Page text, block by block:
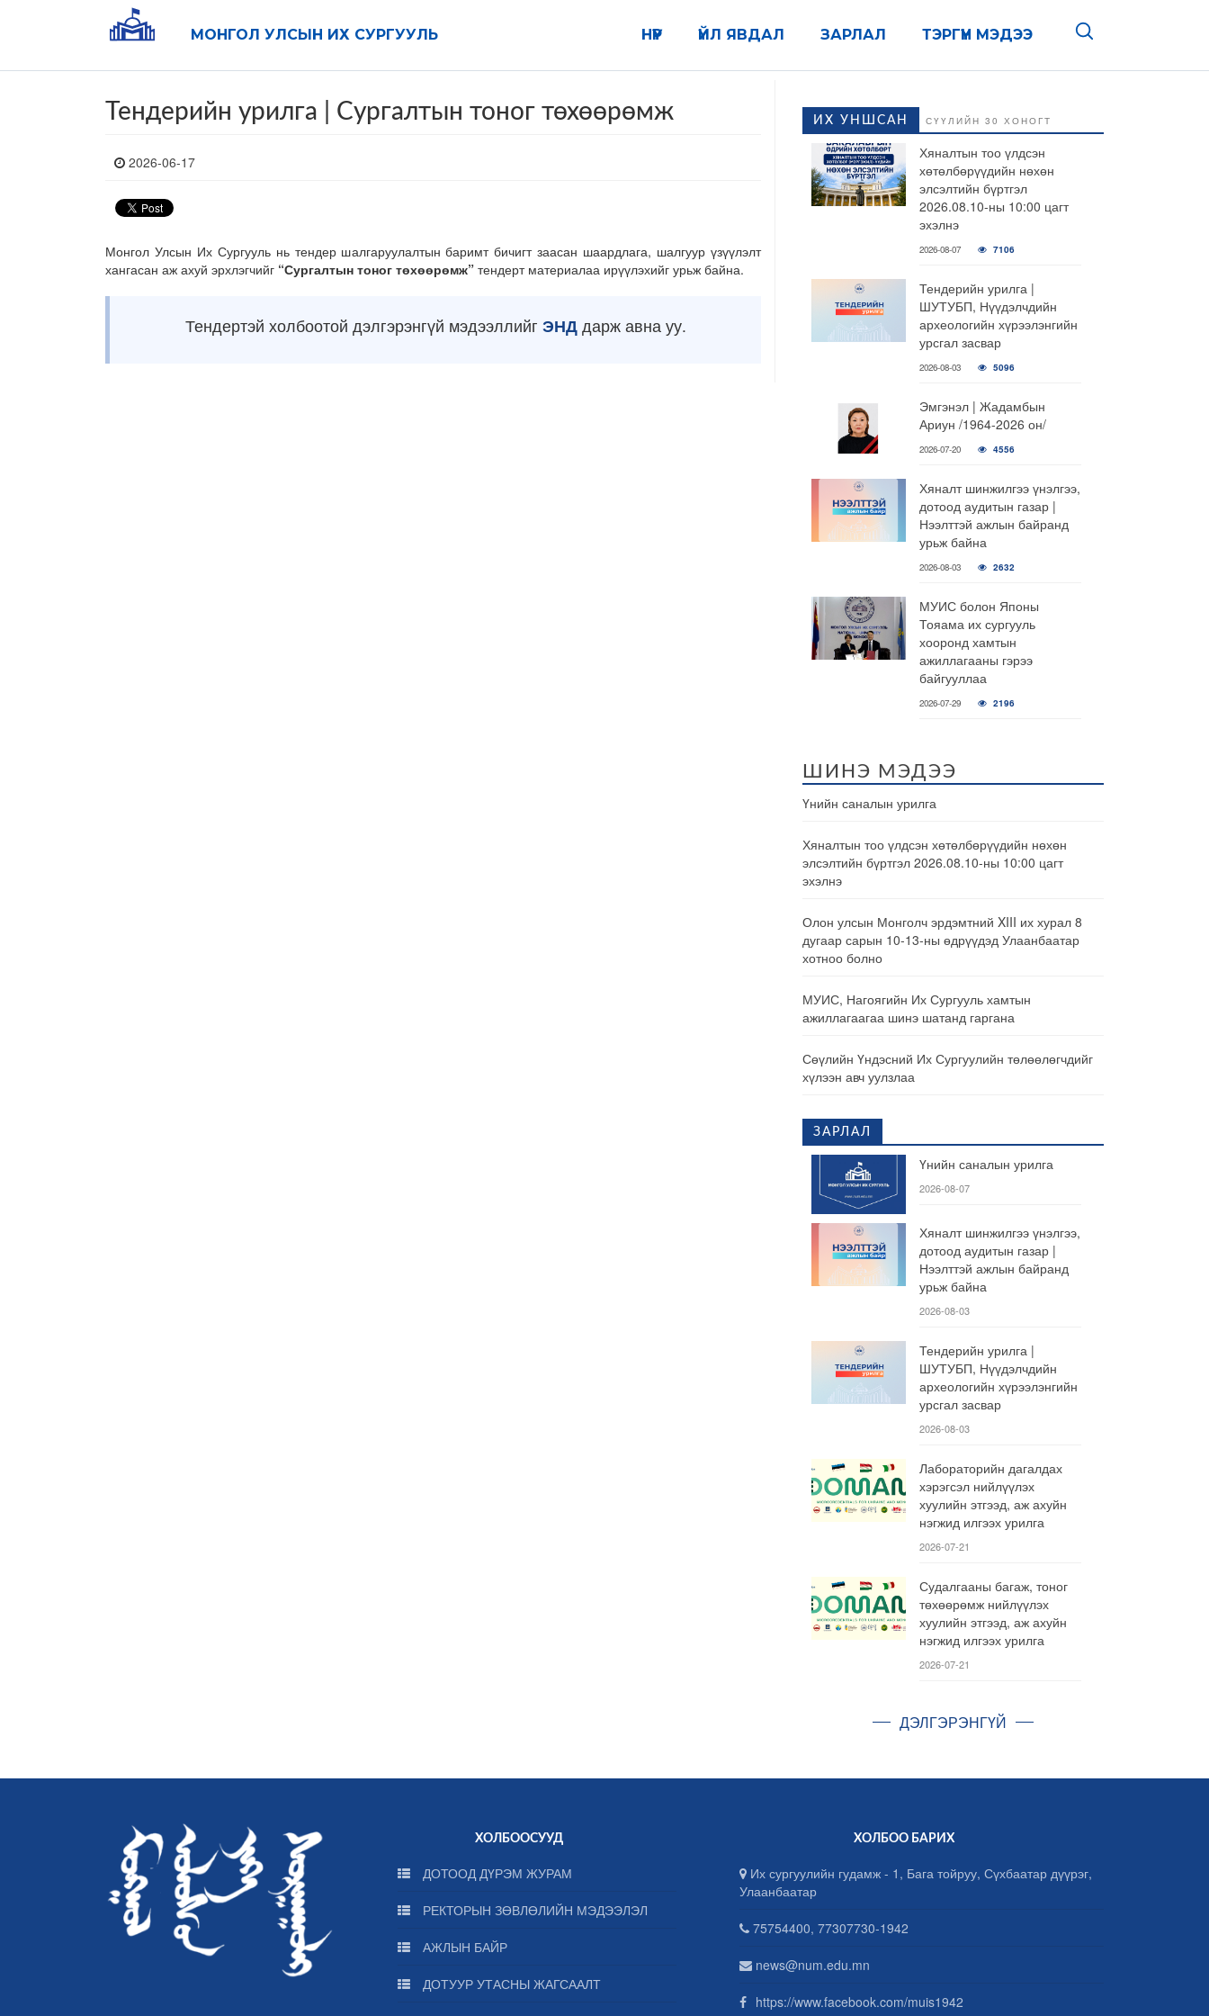
МОНГОЛ УЛСЫН ИХ СУРГУУЛЬ ТЭРГҮҮН МЭДЭЭ
ЗАРЛАЛ
ҮЙЛ ЯВДАЛ
НҮҮР
Тендерийн урилга | Сургалтын тоног төхөөрөмж
2026-06-17
Монгол Улсын Их Сургуульнь тендер шалгаруулалтын баримт бичигт заасан шаардлага, шалгуур үзүүлэлт
хангасан аж ахуй эрхлэгчийг “Сургалтын тоног төхөөрөмж” тендертматериалаа ирүүлэхийг урьж байна.
Тендертэй холбоотой дэлгэрэнгүй мэдээллийг ЭНД дарж авна уу.
ИХ УНШСАН СҮҮЛИЙН 30 ХОНОГТ
Хяналтын тоо үлдсэн
хөтөлбөрүүдийн нөхөн
элсэлтийн бүртгэл
2026.08.10-ны 10:00 цагт
эхэлнэ
2026-08-07 7106
Тендерийн урилга |
ШУТУБП, Нүүдэлчдийн
археологийн хүрээлэнгийн
урсгал засвар
2026-08-03 5096
Эмгэнэл | Жадамбын
Ариун /1964-2026 он/
2026-07-20 4556
Хяналт шинжилгээ үнэлгээ,
дотоод аудитын газар |
Нээлттэй ажлын байранд
урьж байна
2026-08-03 2632
МУИС болон Японы
Тояама их сургууль
хооронд хамтын
ажиллагааны гэрээ
байгууллаа
2026-07-29 2196
ШИНЭ МЭДЭЭ
Үнийн саналын урилга
Хяналтын тоо үлдсэн хөтөлбөрүүдийн нөхөн
элсэлтийн бүртгэл 2026.08.10-ны 10:00 цагт
эхэлнэ
Олон улсын Монголч эрдэмтний XIII их хурал 8
дугаар сарын 10-13-ны өдрүүдэд Улаанбаатар
хотноо болно
МУИС, Нагоягийн Их Сургууль хамтын
ажиллагаагаа шинэ шатанд гаргана
Сөүлийн Үндэсний Их Сургуулийн төлөөлөгчдийг
хүлээн авч уулзлаа
ЗАРЛАЛ
Үнийн саналын урилга
2026-08-07
Хяналт шинжилгээ үнэлгээ,
дотоод аудитын газар |
Нээлттэй ажлын байранд
урьж байна
2026-08-03
Тендерийн урилга |
ШУТУБП, Нүүдэлчдийн
археологийн хүрээлэнгийн
урсгал засвар
2026-08-03
Лабораторийн дагалдах
хэрэгсэл нийлүүлэх
хуулийн этгээд, аж ахуйн
нэгжид илгээх урилга
2026-07-21
Судалгааны багаж, тоног
төхөөрөмж нийлүүлэх
хуулийн этгээд, аж ахуйн
нэгжид илгээх урилга
2026-07-21
ДЭЛГЭРЭНГҮЙ
ХОЛБООСУУД
ДОТООД ДҮРЭМ ЖУРАМ
РЕКТОРЫН ЗӨВЛӨЛИЙН МЭДЭЭЛЭЛ
АЖЛЫН БАЙР
ДОТУУР УТАСНЫ ЖАГСААЛТ
ХОЛБОО БАРИХ
Их сургуулийн гудамж - 1, Бага тойруу, Сүхбаатар дүүрэг,
Улаанбаатар
75754400, 77307730-1942
news@num.edu.mn
https://www.facebook.com/muis1942